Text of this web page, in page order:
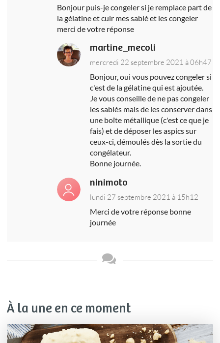
Bonjour puis-je congeler si je remplace part de
la gélatine et cuir mes sablé et les congeler
merci de votre réponse
martine_mecoli
mercredi 22 septembre 2021 à 06h47
Bonjour, oui vous pouvez congeler si
c'est de la gélatine qui est ajoutée.
Je vous conseille de ne pas congeler
les sablés mais de les conserver dans
une boîte métallique (c'est ce que je
fais) et de déposer les aspics sur
ceux-ci, démoulés dès la sortie du
congélateur.
Bonne journée.
ninimoto
lundi 27 septembre 2021 à 15h12
Merci de votre réponse bonne
journée
À la une en ce moment